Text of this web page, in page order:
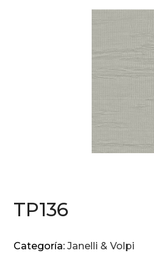
TP136
Categoría:Janelli & Volpi